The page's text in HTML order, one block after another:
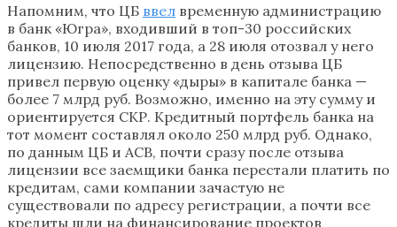
Напомним, что ЦБ ввел временную администрацию
в банк «Югра», входивший в топ-30 российских
банков, 10 июля 2017 года, а 28 июля отозвал у него
лицензию. Непосредственно в день отзыва ЦБ
привел первую оценку «дыры» в капитале банка —
более 7 млрд руб. Возможно, именно на эту сумму и
ориентируется СКР. Кредитный портфель банка на
тот момент составлял около 250 млрд руб. Однако,
по данным ЦБ и АСВ, почти сразу после отзыва
лицензии все заемщики банка перестали платить по
кредитам, сами компании зачастую не
существовали по адресу регистрации, а почти все
кредиты шли на финансирование проектов